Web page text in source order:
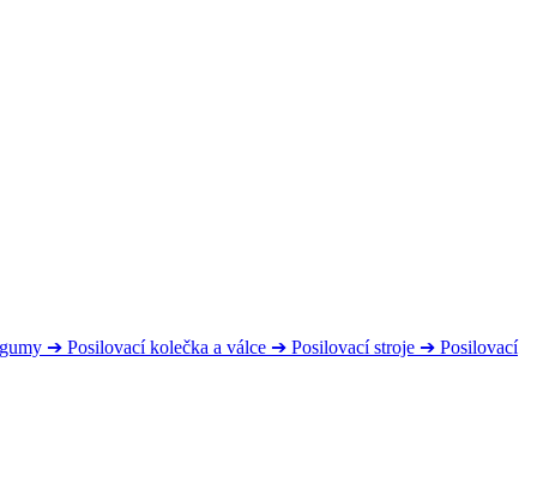
➔ Posilovací kolečka a válce ➔ Posilovací stroje ➔ Posilovací